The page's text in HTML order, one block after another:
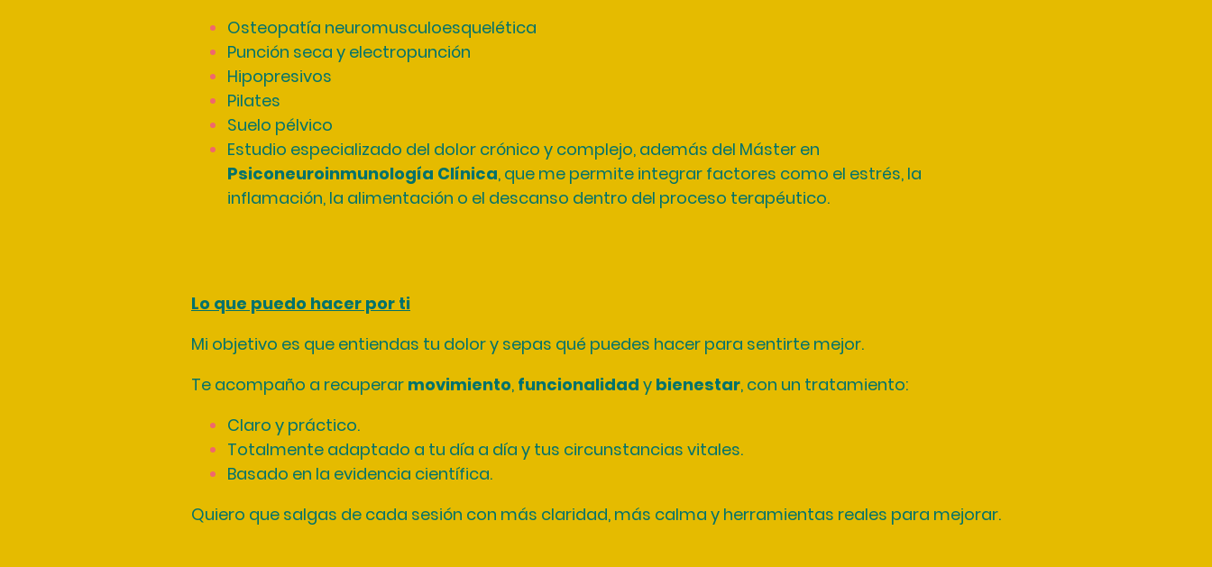
Osteopatía neuromusculoesquelética
Punción seca y electropunción
Hipopresivos
Pilates
Suelo pélvico
Estudio especializado del dolor crónico y complejo, además del Máster en
Psiconeuroinmunología Clínica, que me permite integrar factores como el estrés, la
inflamación, la alimentación o el descanso dentro del proceso terapéutico.
Lo que puedo hacer por ti
Mi objetivo es que entiendas tu dolor y sepas qué puedes hacer para sentirte mejor.
Te acompaño a recuperar movimiento, funcionalidad y bienestar, con un tratamiento:
Claro y práctico.
Totalmente adaptado a tu día a día y tus circunstancias vitales.
Basado en la evidencia científica.
Quiero que salgas de cada sesión con más claridad, más calma y herramientas reales para mejorar.